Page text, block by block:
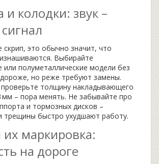
и колодки: звук –
скрип, это обычно значит, что
Выбирайте
или полуметаллические модели без
но реже требуют замены.
толщину накладывающего
мм – пора менять. Не забывайте про
и тормозных дисков –
трещины быстро ухудшают работу.
маркировка:
на дороге